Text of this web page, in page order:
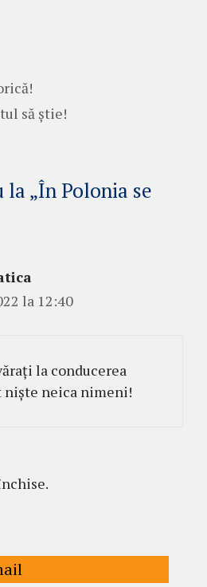
să știe!
„În Polonia se
la 12:40
la conducerea
neica nimeni!